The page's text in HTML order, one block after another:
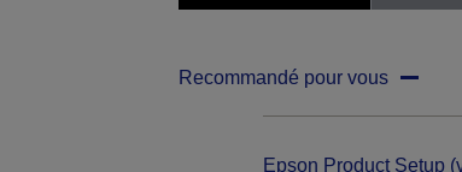
Recommandé pour vous
Epson Product Setup